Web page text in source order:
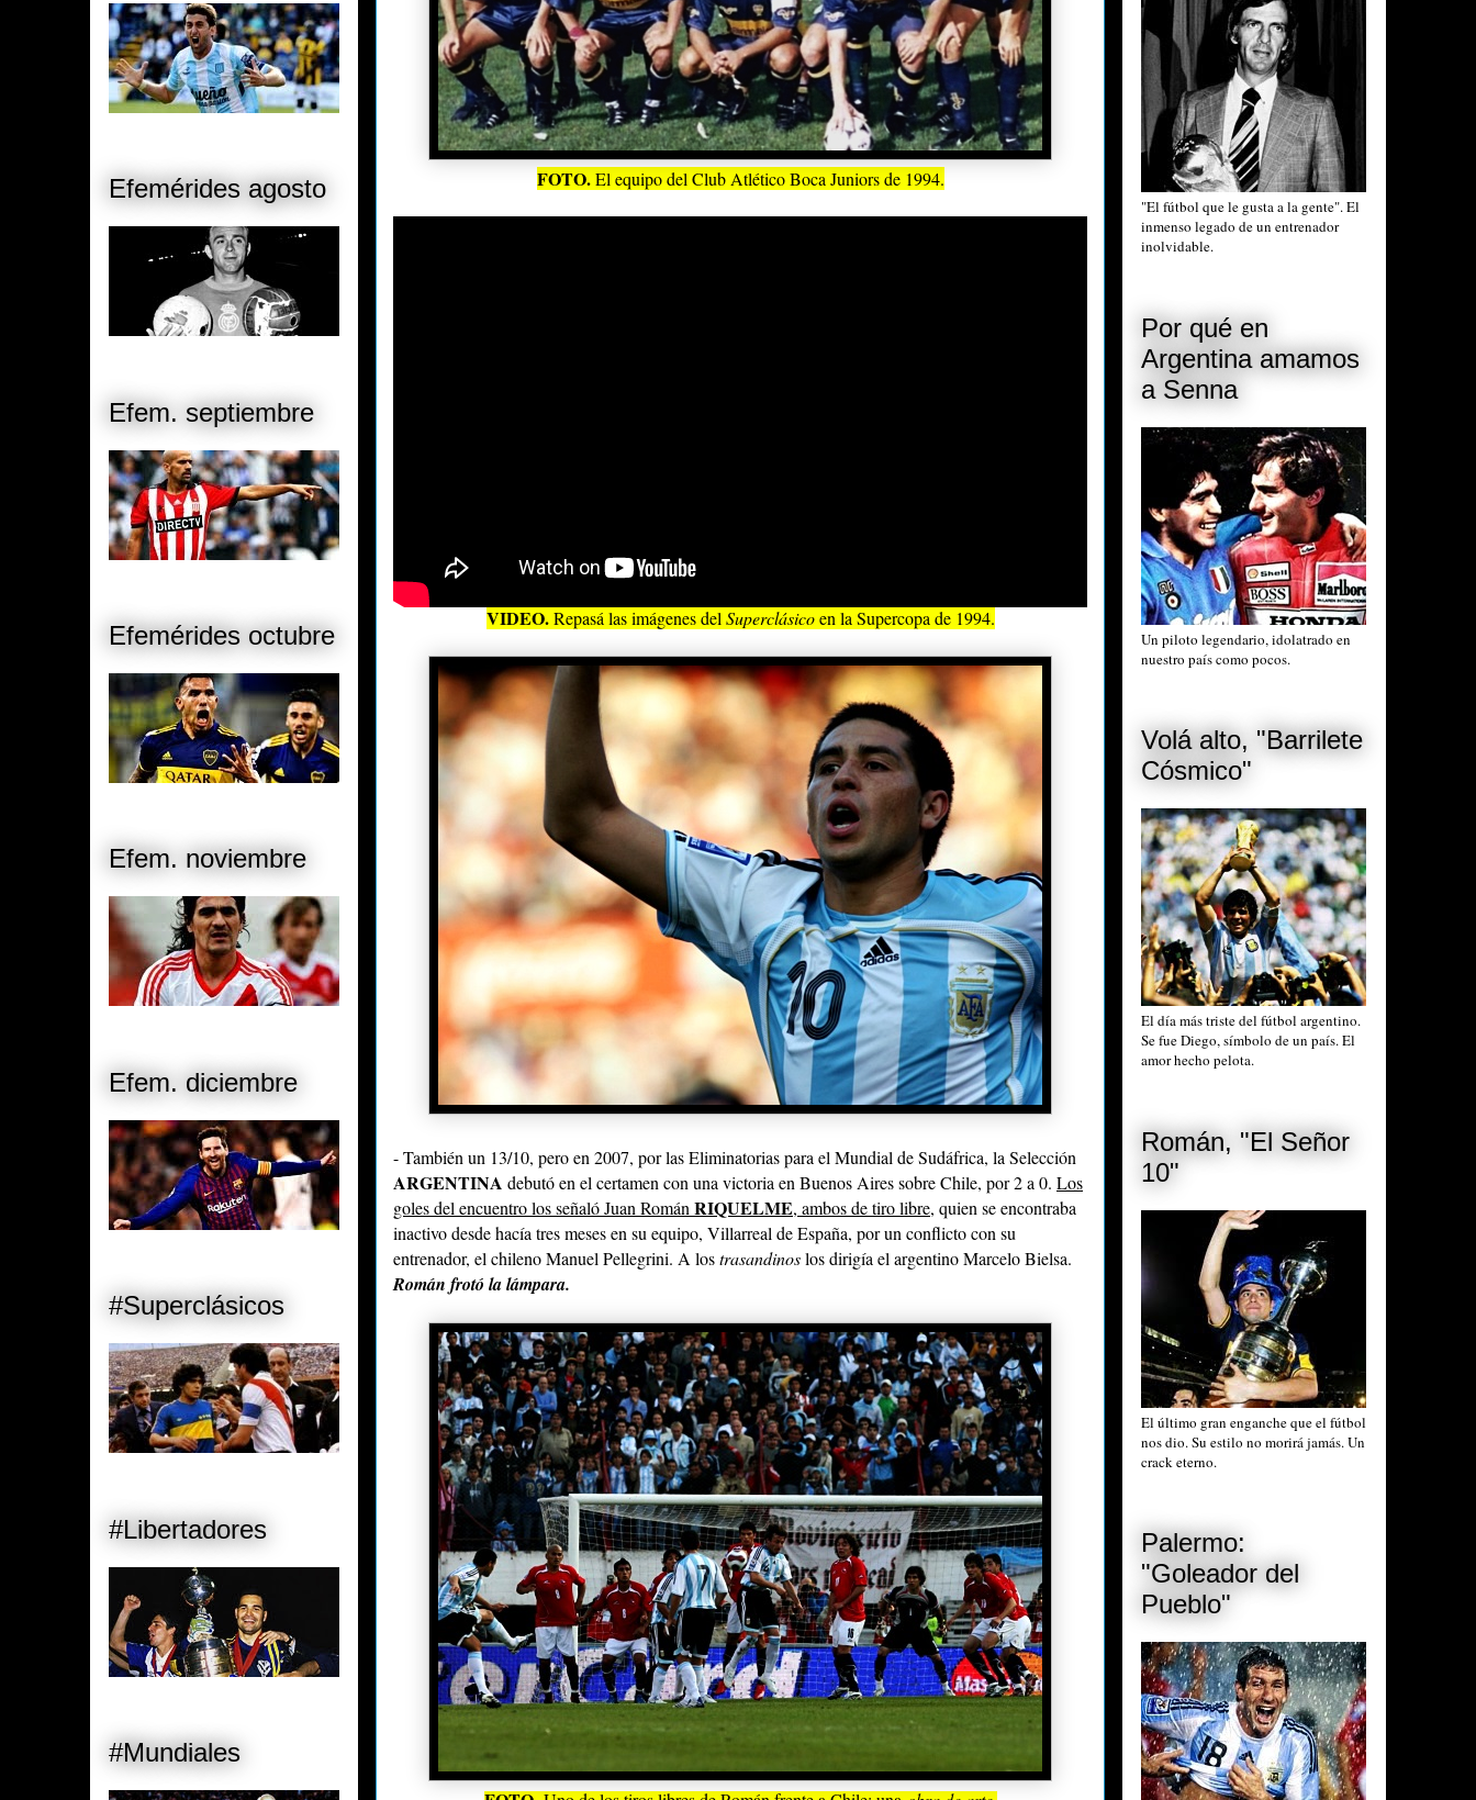
FOTO.El equipo del Club Atlético Boca Juniors de 1994.
VIDEO.Repasá las imágenes del Superclásicoen la Supercopa de 1994.
- También un 13/10, pero en 2007, por las Eliminatorias para el Mundial de Sudáfrica, la Selección
ARGENTINA debutó en el certamen con una victoria en Buenos Aires sobre Chile, por 2 a 0. Los
goles del encuentro los señaló Juan Román RIQUELME, ambos de tiro libre, quien se encontraba
inactivo desde hacía tres meses en su equipo, Villarreal de España, por un conflicto con su
entrenador, el chileno Manuel Pellegrini. A lostrasandinoslos dirigía el argentino Marcelo Bielsa.
Román frotó la lámpara.
Efemérides agosto
Efem. septiembre
Efemérides octubre
Efem. noviembre
Efem. diciembre
#Superclásicos
#Libertadores
#Mundiales
"El fútbol que le gusta a la gente". El
inmenso legado de un entrenador
inolvidable.
Por qué en
Argentina amamos
a Senna
Un piloto legendario, idolatrado en
nuestro país como pocos.
Volá alto, "Barrilete
Cósmico"
El día más triste del fútbol argentino.
Se fue Diego, símbolo de un país. El
amor hecho pelota.
Román, "El Señor
10"
El último gran enganche que el fútbol
nos dio. Su estilo no morirá jamás. Un
crack eterno.
Palermo:
"Goleador del
Pueblo"